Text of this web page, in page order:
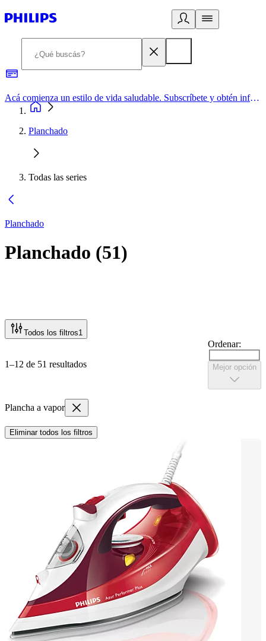
Acá comienza un estilo de vida saludable. Subscríbete y obtén información de primera mano
Planchado
Todas las series
Planchado
Planchado (51)
Todos los filtros1
1–12 de 51 resultados
Ordenar:
Mejor opción
Plancha a vapor
Eliminar todos los filtros